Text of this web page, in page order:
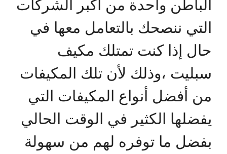
الباطن واحدة من أكبر الشركات
التي ننصحك بالتعامل معها في
حال إذا كنت تمتلك مكيف
سبليت ،وذلك لأن تلك المكيفات
من أفضل أنواع المكيفات التي
يفضلها الكثير في الوقت الحالي
بفضل ما توفره لهم من سهولة